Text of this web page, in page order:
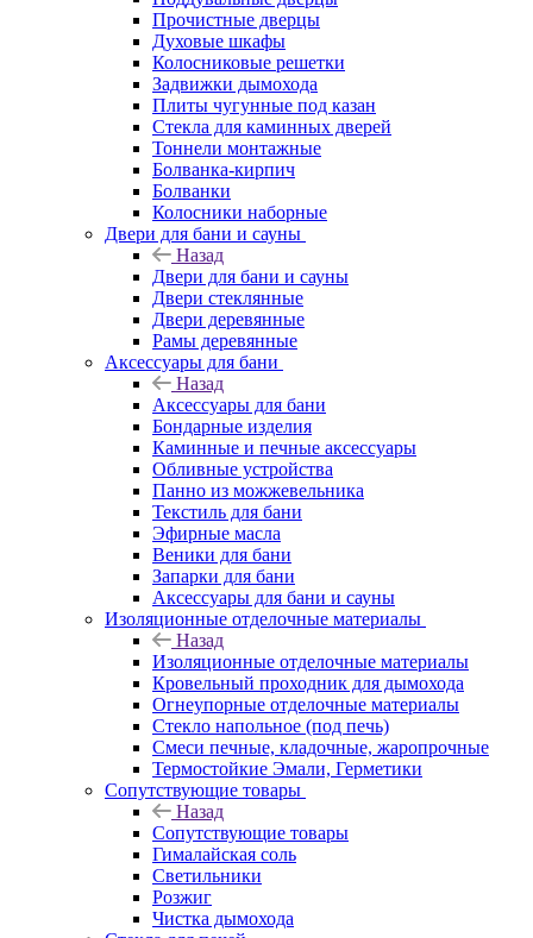
Прочистные дверцы
Духовые шкафы
Колосниковые решетки
Задвижки дымохода
Плиты чугунные под казан
Стекла для каминных дверей
Тоннели монтажные
Болванка-кирпич
Болванки
Колосники наборные
Двери для бани и сауны
Назад
Двери для бани и сауны
Двери стеклянные
Двери деревянные
Рамы деревянные
Аксессуары для бани
Назад
Аксессуары для бани
Бондарные изделия
Каминные и печные аксессуары
Обливные устройства
Панно из можжевельника
Текстиль для бани
Эфирные масла
Веники для бани
Запарки для бани
Аксессуары для бани и сауны
Изоляционные отделочные материалы
Назад
Изоляционные отделочные материалы
Кровельный проходник для дымохода
Огнеупорные отделочные материалы
Стекло напольное (под печь)
Смеси печные, кладочные, жаропрочные
Термостойкие Эмали, Герметики
Сопутствующие товары
Назад
Сопутствующие товары
Гималайская соль
Светильники
Розжиг
Чистка дымохода